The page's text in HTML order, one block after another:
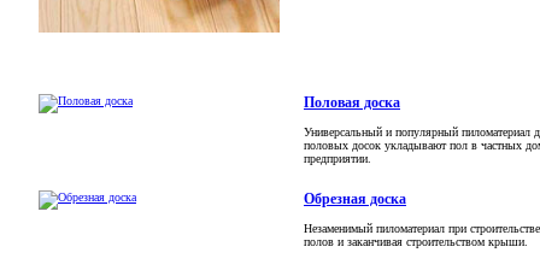
Половая доска
Универсальный и популярный пиломатериал
половых досок укладывают пол в частных
предприятии.
Обрезная доска
Незаменимый пиломатериал при
полов и заканчивая строительством крыши.